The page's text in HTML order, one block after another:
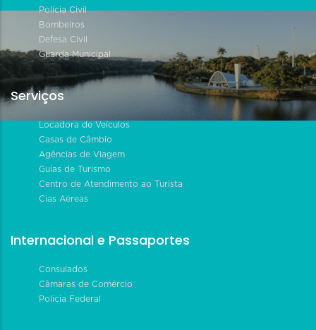
Polícia Civil
Bombeiros
Defesa Civil
Guarda Municipal
Serviços
Locadora de Veículos
Casas de Câmbio
Agências de Viagem
Guias de Turismo
Centro de Atendimento ao Turista
Cias Aéreas
Internacional e Passaportes
Consulados
Câmaras de Comércio
Polícia Federal